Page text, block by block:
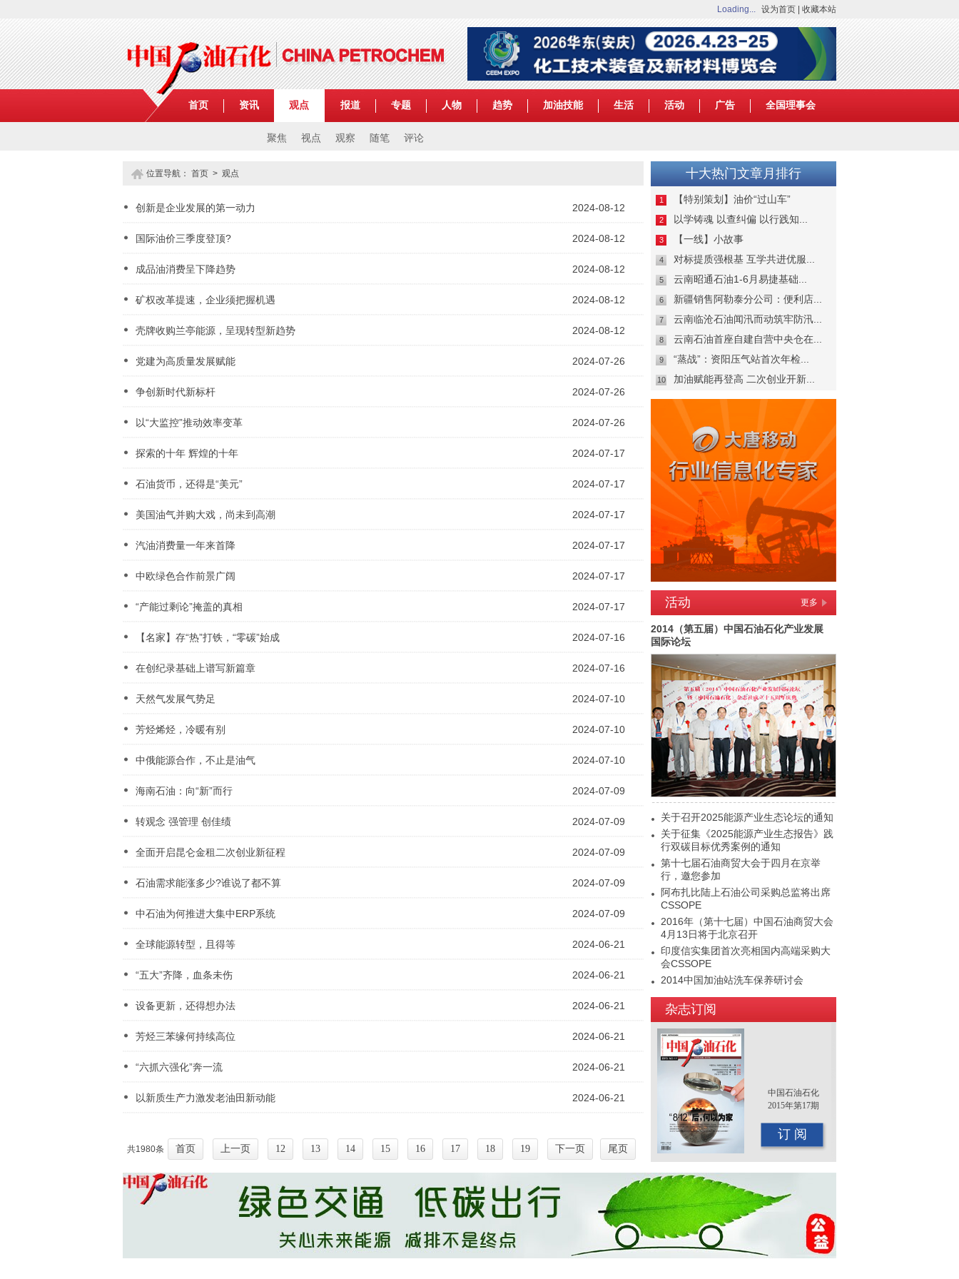
Loading... 设为首页 收藏本站
首页 资讯 观点
聚焦 视点 观察 随笔 评论
报道 专题 人物 趋势 加油技能 生活 活动 广告 全国理事会
位置导航： 首页 > 观点
创新是企业发展的第一动力 2024-08-12
国际油价三季度登顶? 2024-08-12
成品油消费呈下降趋势 2024-08-12
矿权改革提速，企业须把握机遇 2024-08-12
壳牌收购兰亭能源，呈现转型新趋势 2024-08-12
党建为高质量发展赋能 2024-07-26
争创新时代新标杆 2024-07-26
以“大监控”推动效率变革 2024-07-26
探索的十年 辉煌的十年 2024-07-17
石油货币，还得是“美元” 2024-07-17
美国油气并购大戏，尚未到高潮 2024-07-17
汽油消费量一年来首降 2024-07-17
中欧绿色合作前景广阔 2024-07-17
“产能过剩论”掩盖的真相 2024-07-17
【名家】存“热”打铁，“零碳”始成 2024-07-16
在创纪录基础上谱写新篇章 2024-07-16
天然气发展气势足 2024-07-10
芳烃烯烃，冷暖有别 2024-07-10
中俄能源合作，不止是油气 2024-07-10
海南石油：向“新”而行 2024-07-09
转观念 强管理 创佳绩 2024-07-09
全面开启昆仑金租二次创业新征程 2024-07-09
石油需求能涨多少?谁说了都不算 2024-07-09
中石油为何推进大集中ERP系统 2024-07-09
全球能源转型，且得等 2024-06-21
“五大”齐降，血条未伤 2024-06-21
设备更新，还得想办法 2024-06-21
芳烃三苯缘何持续高位 2024-06-21
“六抓六强化”奔一流 2024-06-21
以新质生产力激发老油田新动能 2024-06-21
共1980条 首页 上一页 12 13 14 15 16 17 18 19 下一页 尾页
十大热门文章月排行
1 【特别策划】油价“过山车”
2 以学铸魂 以查纠偏 以行践知...
3 【一线】小故事
4 对标提质强根基 互学共进优服...
5 云南昭通石油1-6月易捷基础...
6 新疆销售阿勒泰分公司：便利店...
7 云南临沧石油闻汛而动筑牢防汛...
8 云南石油首座自建自营中央仓在...
9 “蒸战”：资阳压气站首次年检...
10 加油赋能再登高 二次创业开新...
活动 更多
2014（第五届）中国石油石化产业发展
国际论坛
关于召开2025能源产业生态论坛的通知
关于征集《2025能源产业生态报告》践
行双碳目标优秀案例的通知
第十七届石油商贸大会于四月在京举
行，邀您参加
阿布扎比陆上石油公司采购总监将出席
CSSOPE
2016年（第十七届）中国石油商贸大会
4月13日将于北京召开
印度信实集团首次亮相国内高端采购大
会CSSOPE
2014中国加油站洗车保养研讨会
2015年（第十二届）中国国际油品行业
年终大会即将召开
杂志订阅
中国石油石化
2015年第17期
订 阅